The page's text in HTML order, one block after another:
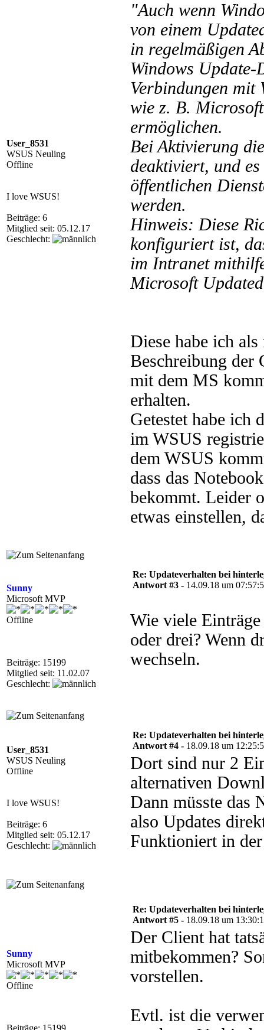
User_8531
WSUS Neuling
Offline
I love WSUS!
Beiträge: 6
Mitglied seit: 05.12.17
Geschlecht:
"Auch wenn
von einem
in regelmäßigen
Windows Update-
Verbindungen mit
wie z. B.
ermöglichen.
Bei Aktivierung
deaktiviert, und
öffentlichen
werden.
Hinweis: Diese
konfiguriert ist,
im Intranet
Microsoft
Diese habe ich
Beschreibung der
mit dem MS
erhalten.
Getestet habe ich
im WSUS
dem WSUS
dass das
bekommt. Leider
etwas einstellen,
Sunny
Microsoft MVP
Offline
Beiträge: 15199
Mitglied seit: 11.02.07
Geschlecht:
Re: Updateverhalten bei
Antwort #3 - 14.09.18 um
Wie viele
oder drei? Wenn
wechseln.
User_8531
WSUS Neuling
Offline
I love WSUS!
Beiträge: 6
Mitglied seit: 05.12.17
Geschlecht:
Re: Updateverhalten bei
Antwort #4 - 18.09.18 um
Dort sind nur 2
alternativen
Dann müsste das
also Updates
Funktioniert in
Sunny
Microsoft MVP
Offline
Beiträge: 15199
Re: Updateverhalten bei
Antwort #5 - 18.09.18 um
Der Client hat
mitbekommen?
vorstellen.
Evtl. ist die